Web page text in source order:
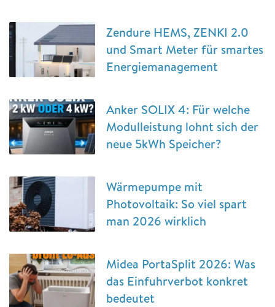
Zendure HEMS, ZENKI 2.0
und Smart Meter für smartes
Energiemanagement
Anker SOLIX 4: Für welche
Modulleistung lohnt sich der
neue 5kWh Speicher?
Wärmepumpe mit
Photovoltaik: So viel spart
man 2026 wirklich
Midea PortaSplit 2026: Was
das Einfuhrverbot konkret
bedeutet